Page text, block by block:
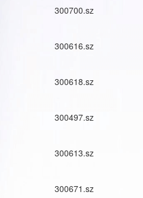
300700.sz
300616.sz
300618.sz
300497.sz
300613.sz
300671.sz